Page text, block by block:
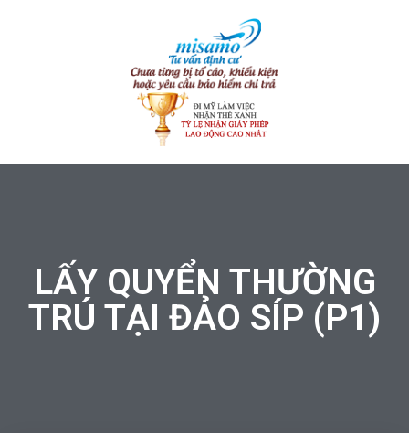
LẤY QUYỂN THƯỜNG
TRÚ TẠI ĐẢO SÍP (P1)